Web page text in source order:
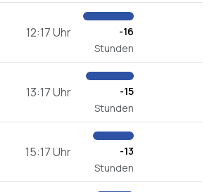
12:17 Uhr
-16
Stunden
13:17 Uhr
-15
Stunden
15:17 Uhr
-13
Stunden